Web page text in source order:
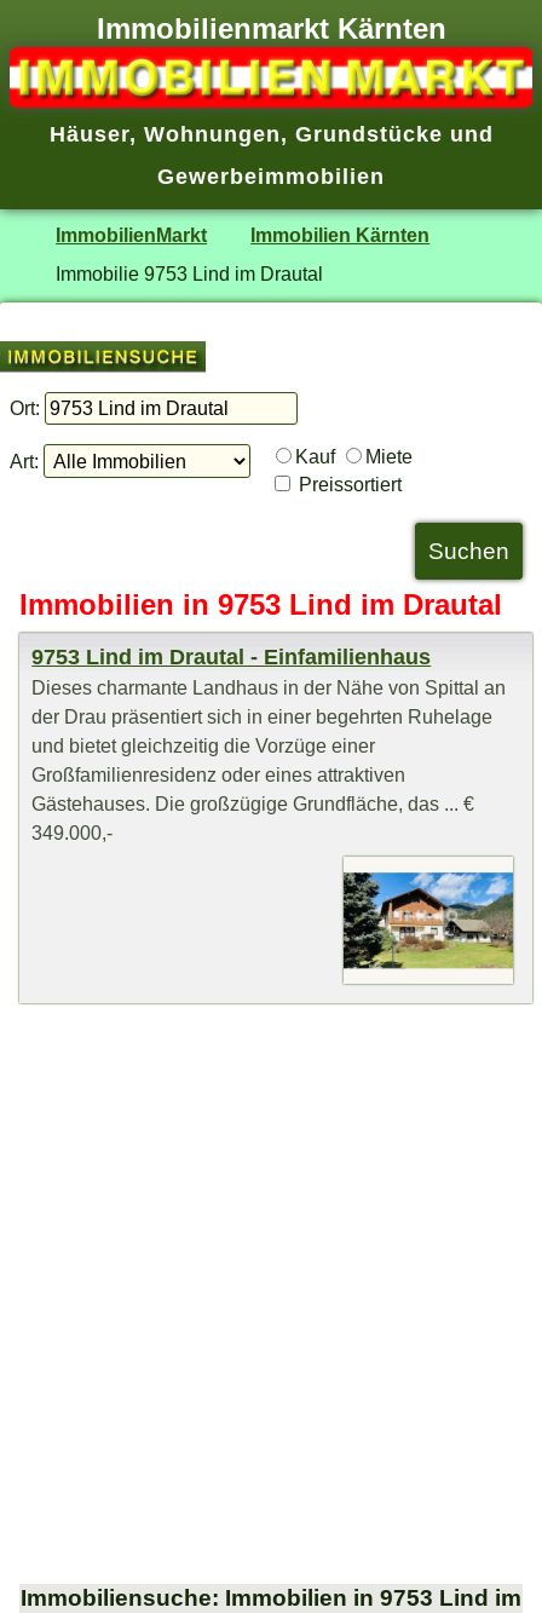
Immobilienmarkt Kärnten
Häuser, Wohnungen, Grundstücke und
Gewerbeimmobilien
ImmobilienMarkt
Immobilien Kärnten
Immobilie 9753 Lind im Drautal
Ort:
Art: Kauf
Miete
Preissortiert
Immobilien in 9753 Lind im Drautal
9753 Lind im Drautal - Einfamilienhaus
Dieses charmante Landhaus in der Nähe von Spittal an
der Drau präsentiert sich in einer begehrten Ruhelage
und bietet gleichzeitig die Vorzüge einer
Großfamilienresidenz oder eines attraktiven
Gästehauses. Die großzügige Grundfläche, das ... €
349.000,-
Immobiliensuche: Immobilien in 9753 Lind im